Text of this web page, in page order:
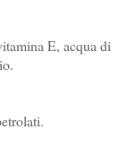
E, acqua di